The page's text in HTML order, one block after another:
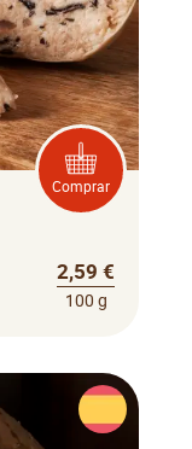
Comprar
2,59 €
100 g